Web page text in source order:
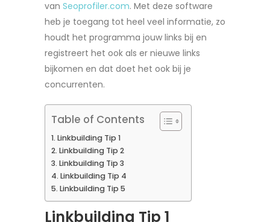
van Seoprofiler.com. Met deze software
heb je toegang tot heel veel informatie, zo
houdt het programma jouw links bij en
registreert het ook als er nieuwe links
bijkomen en dat doet het ook bij je
concurrenten.
Table of Contents
Linkbuilding Tip 1
Linkbuilding Tip 2
Linkbuilding Tip 3
Linkbuilding Tip 4
Linkbuilding Tip 5
Linkbuilding Tip 1